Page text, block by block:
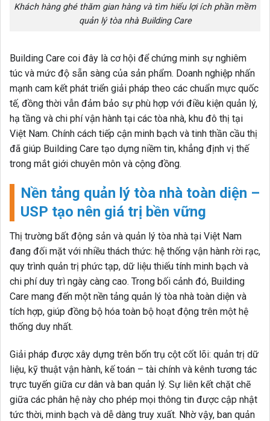
Khách hàng ghé thăm gian hàng và tìm hiểu lợi ích phần mềm
quản lý tòa nhà Building Care
Building Care coi đây là cơ hội để chứng minh sự nghiêm
túc và mức độ sẵn sàng của sản phẩm. Doanh nghiệp nhấn
mạnh cam kết phát triển giải pháp theo các chuẩn mực quốc
tế, đồng thời vẫn đảm bảo sự phù hợp với điều kiện quản lý,
hạ tầng và chi phí vận hành tại các tòa nhà, khu đô thị tại
Việt Nam. Chính cách tiếp cận minh bạch và tinh thần cầu thị
đã giúp Building Care tạo dựng niềm tin, khẳng định vị thế
trong mắt giới chuyên môn và cộng đồng.
Nền tảng quản lý tòa nhà toàn diện –
USP tạo nên giá trị bền vững
Thị trường bất động sản và quản lý tòa nhà tại Việt Nam
đang đối mặt với nhiều thách thức: hệ thống vận hành rời rạc,
quy trình quản trị phức tạp, dữ liệu thiếu tính minh bạch và
chi phí duy trì ngày càng cao. Trong bối cảnh đó, Building
Care mang đến một nền tảng quản lý tòa nhà toàn diện và
tích hợp, giúp đồng bộ hóa toàn bộ hoạt động trên một hệ
thống duy nhất.
Giải pháp được xây dựng trên bốn trụ cột cốt lõi: quản trị dữ
liệu, kỹ thuật vận hành, kế toán – tài chính và kênh tương tác
trực tuyến giữa cư dân và ban quản lý. Sự liên kết chặt chẽ
giữa các phân hệ này cho phép mọi thông tin được cập nhật
tức thời, minh bạch và dễ dàng truy xuất. Nhờ vậy, ban quản